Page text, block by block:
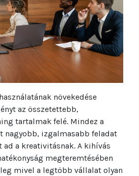
növekedése
az összetettebb,
tartalmak felé. Mindez a
nagyobb, izgalmasabb feladat
a kreativitásnak. A kihívás
megteremtésében
mivel a legtöbb vállalat olyan